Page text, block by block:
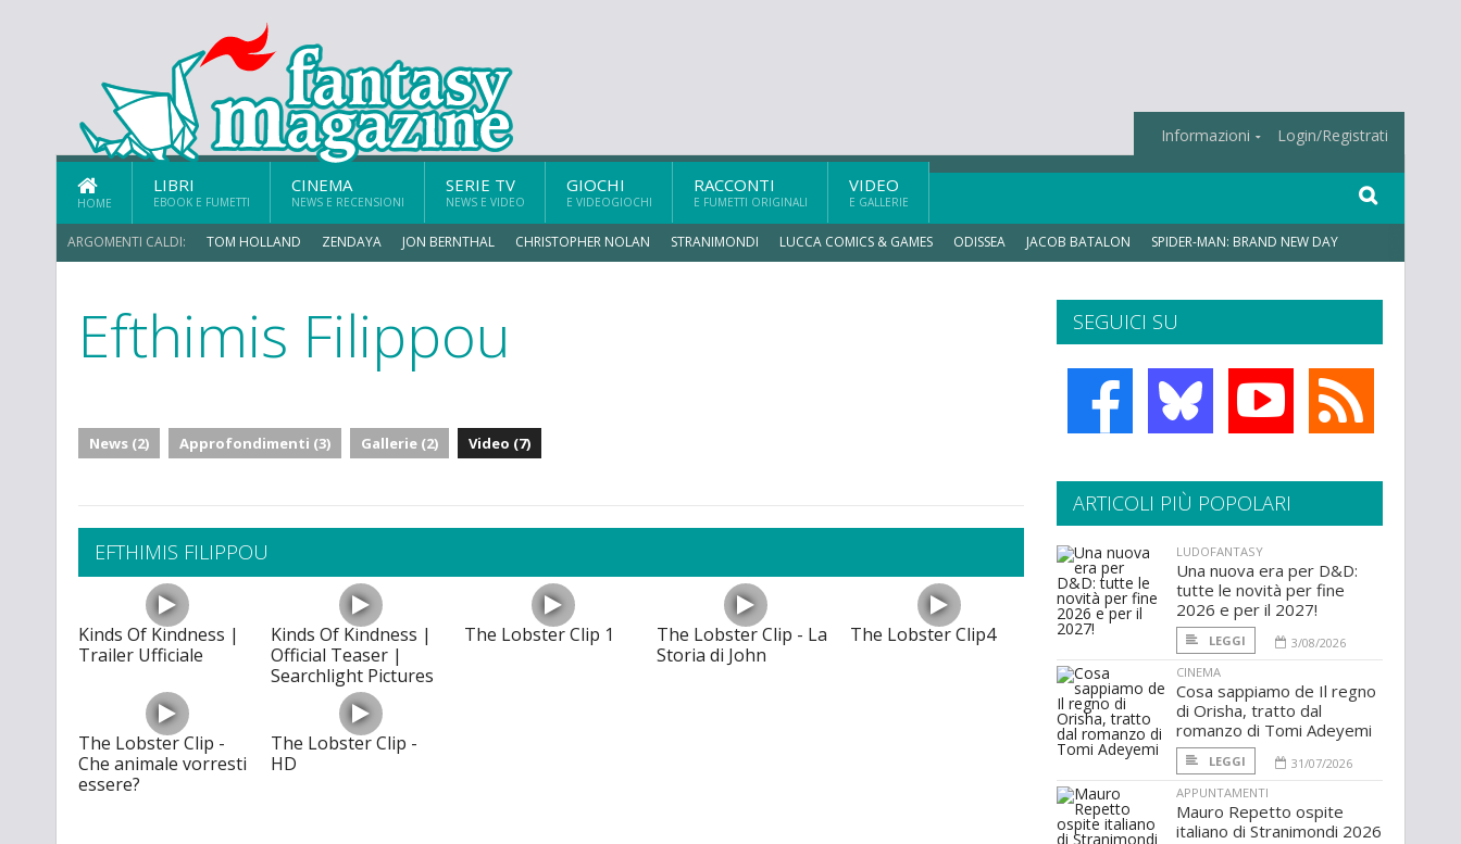
Informazioni Login/Registrati
HOME
LIBRI
EBOOK E FUMETTI
CINEMA
NEWS E RECENSIONI
SERIE TV
NEWS E VIDEO
GIOCHI
E VIDEOGIOCHI
RACCONTI
E FUMETTI ORIGINALI
VIDEO
E GALLERIE
ARGOMENTI CALDI: TOM HOLLAND ZENDAYA JON BERNTHAL CHRISTOPHER NOLAN STRANIMONDI LUCCA COMICS & GAMES ODISSEA JACOB BATALON SPIDER-MAN: BRAND NEW DAY
MICHAEL MANDO
Efthimis Filippou
News (2) Approfondimenti (3) Gallerie (2) Video (7)
EFTHIMIS FILIPPOU
Kinds Of Kindness |
Trailer Ufficiale
Kinds Of Kindness |
Official Teaser |
Searchlight Pictures
The Lobster Clip 1
The Lobster Clip - La
Storia di John
The Lobster Clip4
The Lobster Clip -
Che animale vorresti
essere?
The Lobster Clip -
HD
SEGUICI SU
ARTICOLI PIÙ POPOLARI
LUDOFANTASY
Una nuova era per D&D:
tutte le novità per fine
2026 e per il 2027!
LEGGI
3/08/2026
CINEMA
Cosa sappiamo de Il regno
di Orisha, tratto dal
romanzo di Tomi Adeyemi
LEGGI
31/07/2026
APPUNTAMENTI
Mauro Repetto ospite
italiano di Stranimondi 2026